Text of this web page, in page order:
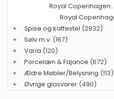
Royal Copenhagen:
Royal
+
Spise og kaffestel (2932)
+
Sølv m.v. (167)
+
Varia (120)
+
Porcelæn & Fajance (672)
+
Ældre Møbler/Belysning (113)
+
Øvrige glasvarer (490)